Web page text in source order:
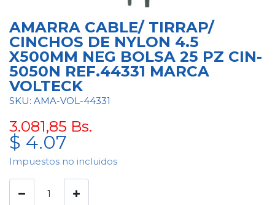
AMARRA CABLE/ TIRRAP/
CINCHOS DE NYLON 4.5
X500MM NEG BOLSA 25 PZ CIN-
5050N REF.44331 MARCA
VOLTECK
SKU: AMA-VOL-44331
3.081,85 Bs.
$ 4.07
Impuestos no incluidos